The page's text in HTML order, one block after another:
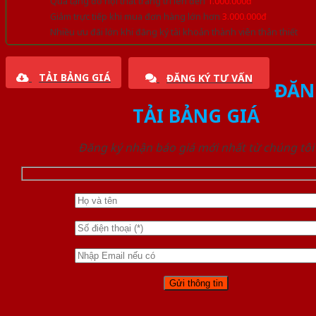
Giảm trực tiếp khi mua đơn hàng lớn hơn 3.000.000đ
Nhiều ưu đãi lớn khi đăng ký tài khoản thành viên thân thiết
TẢI BẢNG GIÁ ĐĂNG KÝ TƯ VẤN
TẢI BẢNG GIÁ
Đăng ký nhận báo giá mới nhất từ chúng tôi